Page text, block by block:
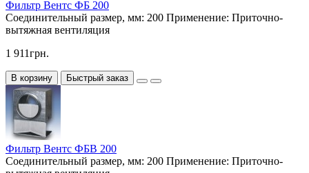
Фильтр Вентс ФБ 200
Соединительный размер, мм: 200 Применение: Приточно-
вытяжная вентиляция
1 911грн.
В корзину Быстрый заказ
Фильтр Вентс ФБВ 200
Соединительный размер, мм: 200 Применение: Приточно-